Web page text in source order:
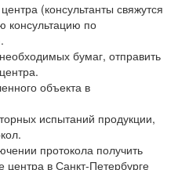
(консультанты свяжутся
консультацию по
бумаг, отправить
объекта в
испытаний продукции,
протокола получить
центра в Санкт-Петербурге